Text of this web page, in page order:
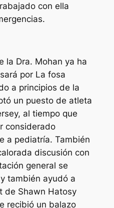
con ella
la Dra. Mohan ya ha
por La fosa
a principios de la
un puesto de atleta
al tiempo que
considerado
a pediatría. También
discusión con
general se
también ayudó a
de Shawn Hatosy
recibió un balazo